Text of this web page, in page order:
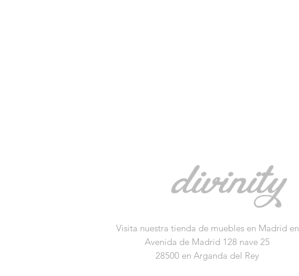
Visita nuestra tienda de muebles en Madrid en
Avenida de Madrid 128 nave 25
28500 en Arganda del Rey